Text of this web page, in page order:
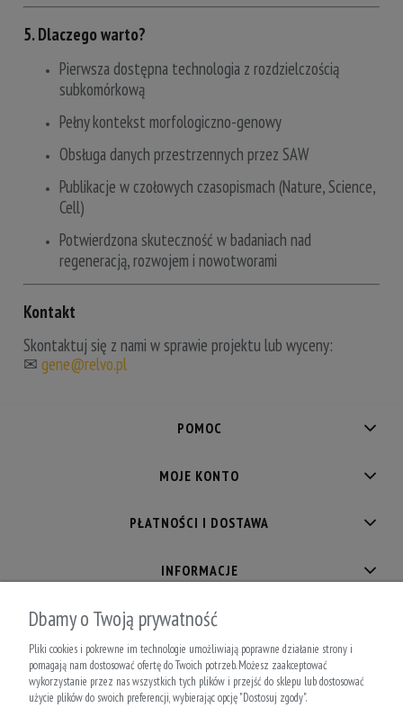
5. Dlaczego warto?
Pierwsza dostępna technologia z rozdzielczością
subkomórkową
Pełny kontekst morfologiczno-genowy
Obsługa danych przestrzennych przez SAW
Publikacje w czołowych czasopismach (Nature, Science,
Cell)
Potwierdzona skuteczność w badaniach nad
regeneracją, rozwojem i nowotworami
Kontakt
Skontaktuj się z nami w sprawie projektu lub wyceny:
✉ gene@relvo.pl
POMOC
MOJE KONTO
PŁATNOŚCI I DOSTAWA
INFORMACJE
O NAS
Dbamy o Twoją prywatność
Pliki cookies i pokrewne im technologie umożliwiają poprawne działanie strony i
pomagają nam dostosować ofertę do Twoich potrzeb. Możesz zaakceptować
wykorzystanie przez nas wszystkich tych plików i przejść do sklepu lub dostosować
użycie plików do swoich preferencji, wybierając opcję "Dostosuj zgody".